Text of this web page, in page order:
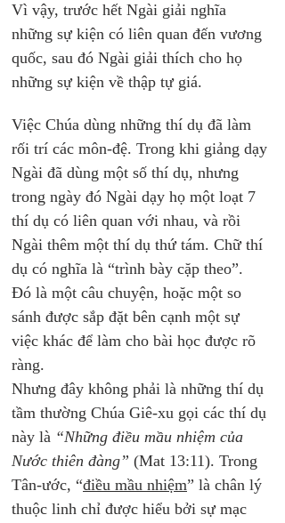
Vì vậy, trước hết Ngài giải nghĩa
những sự kiện có liên quan đến vương
quốc, sau đó Ngài giải thích cho họ
những sự kiện về thập tự giá.
Việc Chúa dùng những thí dụ đã làm
rối trí các môn-đệ. Trong khi giảng dạy
Ngài đã dùng một số thí dụ, nhưng
trong ngày đó Ngài dạy họ một loạt 7
thí dụ có liên quan với nhau, và rồi
Ngài thêm một thí dụ thứ tám. Chữ thí
dụ có nghĩa là “trình bày cặp theo”.
Đó là một câu chuyện, hoặc một so
sánh được sắp đặt bên cạnh một sự
việc khác để làm cho bài học được rõ
ràng.
Nhưng đây không phải là những thí dụ
tầm thường Chúa Giê-xu gọi các thí dụ
này là “Những điều mầu nhiệm của
Nước thiên đàng” (Mat 13:11). Trong
Tân-ước, “điều mầu nhiệm” là chân lý
thuộc linh chỉ được hiểu bởi sự mạc